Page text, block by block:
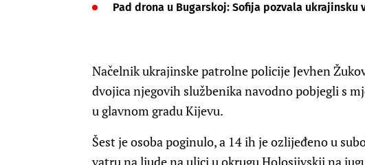
Pad drona u Bugarskoj: Sofija pozvala ukrajinsku
Načelnik ukrajinske patrolne policije Jevhen
dvojica njegovih službenika navodno pobjegli s
u glavnom gradu Kijevu.
Šest je osoba poginulo, a 14 ih je ozlijeđeno u